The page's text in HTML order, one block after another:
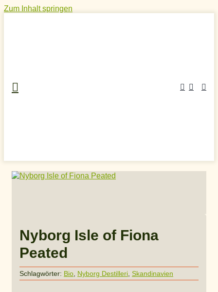
Zum Inhalt springen
Home »
Nyborg Isle of Fiona
Peated
Schlagwörter: Bio Nyborg Destilleri Skandinavien